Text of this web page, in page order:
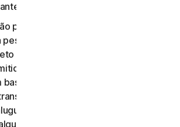
o Período de Serviço.
pode, nem pode permitir que
para efeitos de backup ou arquivo
abaixo), modifique ou crie obras
no Software;
sublicencie, ceda por leasing,
o seu direito de utilizar o
terceiro;